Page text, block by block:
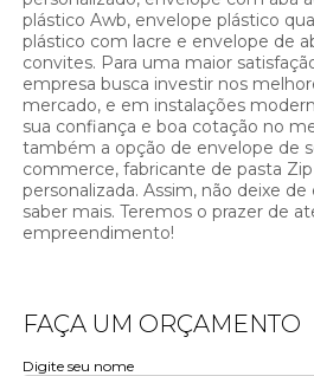
plástico Awb, envelope plástico
plástico com lacre e envelope de
convites. Para uma maior
empresa busca investir nos
mercado, e em instalações
sua confiança e boa cotação no
também a opção de envelope de
commerce, fabricante de pasta
personalizada. Assim, não deixe
saber mais. Teremos o prazer de
empreendimento!
FAÇA UM ORÇAMENTO
Digite seu nome